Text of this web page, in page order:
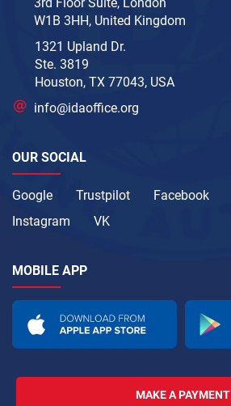
3rd Floor Suite, London
W1B 3HH, United Kingdom
1321 Upland Dr.
Ste. 3819
Houston, TX 77043, USA
info@idaoffice.org
OUR SOCIAL
Google Trustpilot Facebook
Instagram
VK
MOBILE APP
MAKE A PAYMENT